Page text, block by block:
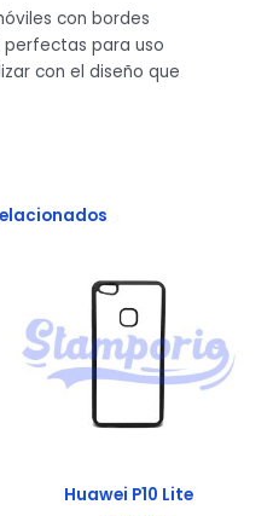
con bordes
perfectas para uso
con el diseño que
Huawei P10 Lite
Lite
cantidad